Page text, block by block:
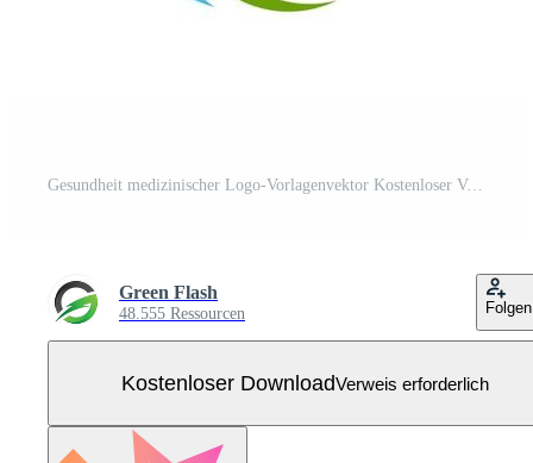
Gesundheit medizinischer Logo-Vorlagenvektor Kostenloser Vektor
Green Flash
48.555 Ressourcen Folgen
Kostenloser DownloadVerweis erforderlich